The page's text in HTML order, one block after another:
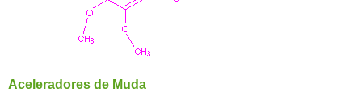
Aceleradores de Muda